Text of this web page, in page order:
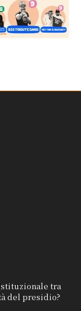
tra
del presidio?